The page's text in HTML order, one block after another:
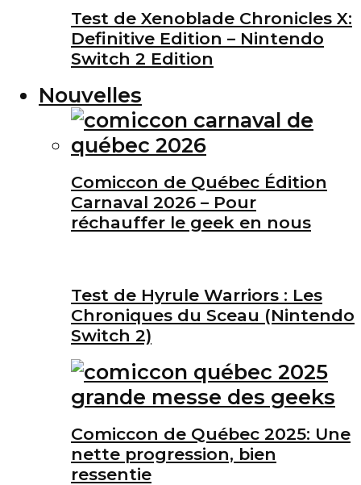
Test de Xenoblade Chronicles X:
Definitive Edition – Nintendo
Switch 2 Edition
Nouvelles
Comiccon de Québec Édition
Carnaval 2026 – Pour
réchauffer le geek en nous
Test de Hyrule Warriors : Les
Chroniques du Sceau (Nintendo
Switch 2)
Comiccon de Québec 2025: Une
nette progression, bien
ressentie